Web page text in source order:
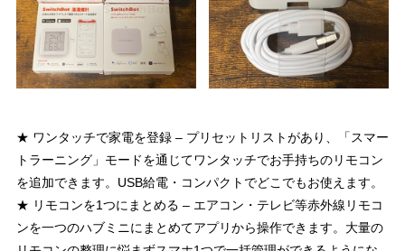
★ ワンタッチで家電を登録 – プリセットリストがあり、「スマー
トラーニング」モードを通じてワンタッチでお手持ちのリモコン
を追加できます。USB給電・コンパクトでどこでもお使えます。
★ リモコンを1つにまとめる – エアコン・テレビ等赤外線リモコ
ンを一つのハブミニにまとめてアプリから操作できます。大量の